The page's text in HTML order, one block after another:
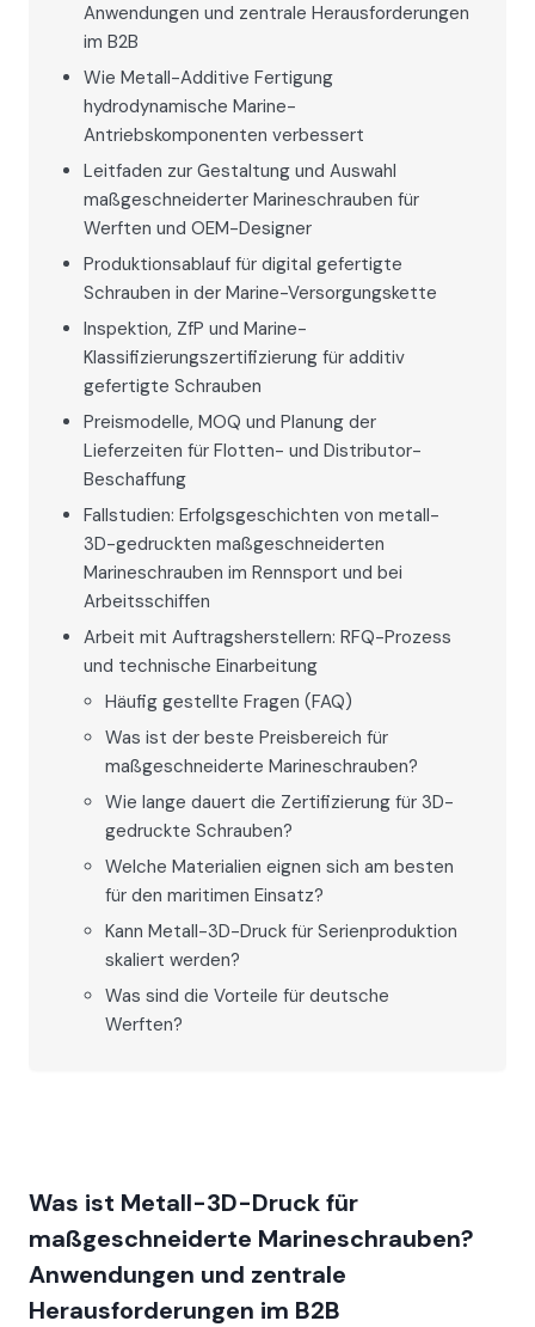
Anwendungen und zentrale Herausforderungen
im B2B
Wie Metall-Additive Fertigung
hydrodynamische Marine-
Antriebskomponenten verbessert
Leitfaden zur Gestaltung und Auswahl
maßgeschneiderter Marineschrauben für
Werften und OEM-Designer
Produktionsablauf für digital gefertigte
Schrauben in der Marine-Versorgungskette
Inspektion, ZfP und Marine-
Klassifizierungszertifizierung für additiv
gefertigte Schrauben
Preismodelle, MOQ und Planung der
Lieferzeiten für Flotten- und Distributor-
Beschaffung
Fallstudien: Erfolgsgeschichten von metall-
3D-gedruckten maßgeschneiderten
Marineschrauben im Rennsport und bei
Arbeitsschiffen
Arbeit mit Auftragsherstellern: RFQ-Prozess
und technische Einarbeitung
Häufig gestellte Fragen (FAQ)
Was ist der beste Preisbereich für
maßgeschneiderte Marineschrauben?
Wie lange dauert die Zertifizierung für 3D-
gedruckte Schrauben?
Welche Materialien eignen sich am besten
für den maritimen Einsatz?
Kann Metall-3D-Druck für Serienproduktion
skaliert werden?
Was sind die Vorteile für deutsche
Werften?
Was ist Metall-3D-Druck für
maßgeschneiderte Marineschrauben?
Anwendungen und zentrale
Herausforderungen im B2B